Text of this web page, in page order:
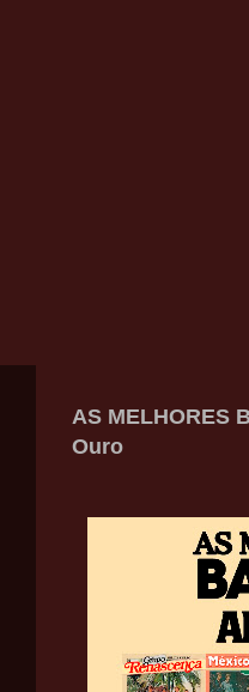
AS MELHORES
Ouro